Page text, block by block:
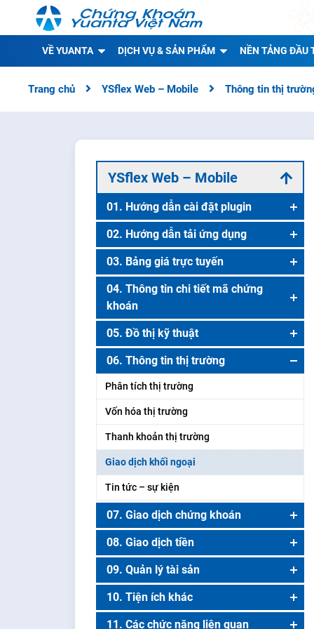
VỀ YUANTA DỊCH VỤ & SẢN PHẨM NỀN TẢNG ĐẦU
Trang chủ YSflex Web – Mobile Thông tin thị
YSflex Web – Mobile
01. Hướng dẫn cài đặt plugin
Hướng dẫn cài đặt plugin YSflex
02. Hướng dẫn tải ứng dụng
Tải ứng dụng cho nền tảng IOS
Tải ứng dụng cho nền tảng Android
Hướng dẫn lấy lại mật khẩu YSflex
03. Bảng giá trực tuyến
Danh mục theo dõi
Danh mục chứng khoán
Bảng giá lô lẻ
Danh mục khuyến nghị
Danh mục chứng quyền
04. Thông tin chi tiết mã chứng
khoán
Thông tin chi tiết mã chứng khoán
05. Đồ thị kỹ thuật
Đồ thị kỹ thuật
06. Thông tin thị trường
Phân tích thị trường
Vốn hóa thị trường
Thanh khoản thị trường
Giao dịch khối ngoại
Tin tức – sự kiện
07. Giao dịch chứng khoán
Đặt lệnh
Lệnh đặt trước ngày – Lệnh GTD
Lệnh quảng cáo
Thực hiện quyền
08. Giao dịch tiền
Chuyển khoản nội bộ
Ứng trước tiền bán
Yêu cầu rút tiền
09. Quản lý tài sản
Tổng quan tài sản
Sao kê giao dịch
10. Tiện ích khác
Quản lý thông tin tài khoản ngân hàng
11. Các chức năng liên quan